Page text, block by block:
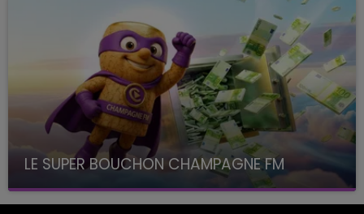
LE SUPER BOUCHON CHAMPAGNE FM
avec La Famille Champagne FM, à 8H10